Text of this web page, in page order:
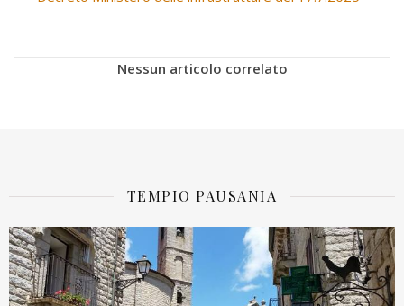
Nessun articolo correlato
TEMPIO PAUSANIA